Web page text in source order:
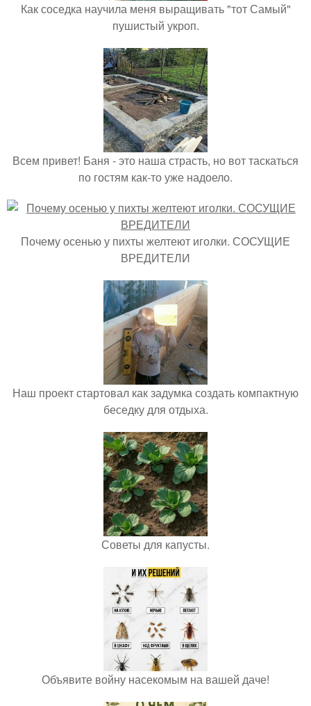
Как соседка научила меня выращивать "тот Самый"
пушистый укроп.
Всем привет! Баня - это наша страсть, но вот таскаться
по гостям как-то уже надоело.
Почему осенью у пихты желтеют иголки. СОСУЩИЕ
ВРЕДИТЕЛИ
Наш проект стартовал как задумка создать компактную
беседку для отдыха.
Советы для капусты.
Объявите войну насекомым на вашей даче!